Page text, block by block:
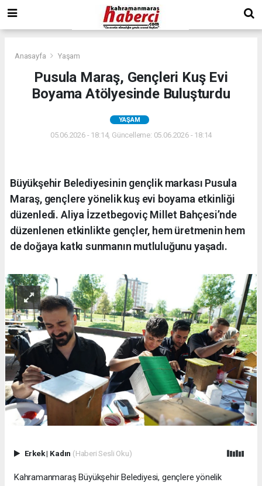
Anasayfa Yaşam
Pusula Maraş, Gençleri Kuş Evi
Boyama Atölyesinde Buluşturdu
YAŞAM
05.06.2026 - 18:14, Güncelleme: 05.06.2026 - 18:14
Büyükşehir Belediyesinin gençlik markası Pusula
Maraş, gençlere yönelik kuş evi boyama etkinliği
düzenledi. Aliya İzzetbegoviç Millet Bahçesi’nde
düzenlenen etkinlikte gençler, hem üretmenin hem
de doğaya katkı sunmanın mutluluğunu yaşadı.
Erkek| Kadın (Haberi Sesli Oku)
Kahramanmaraş Büyükşehir Belediyesi, gençlere yönelik